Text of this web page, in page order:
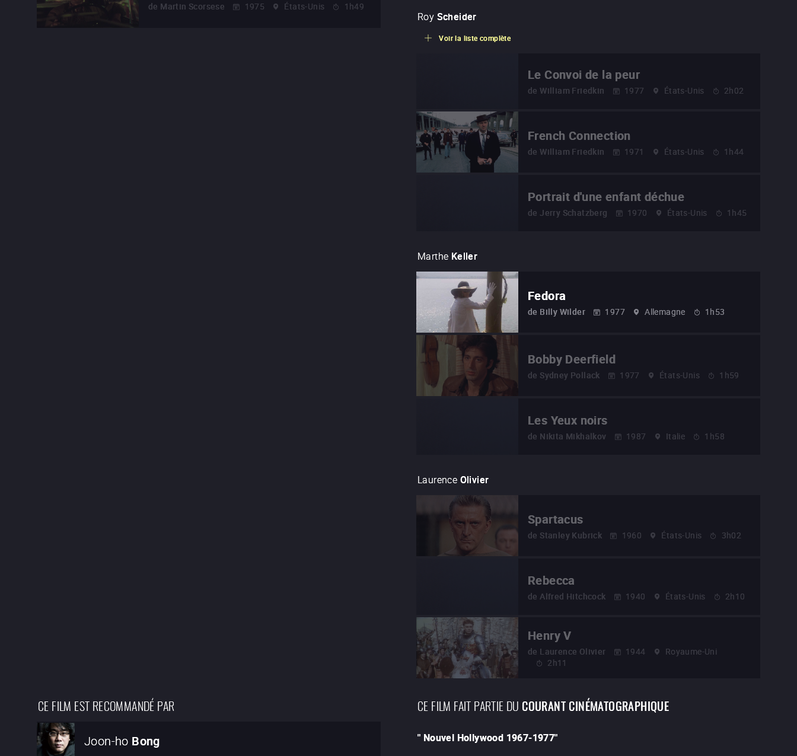
de Martin Scorsese 1975 États-Unis 1h49
Roy Scheider
Voir la liste complète
Le Convoi de la peur
de William Friedkin 1977 États-Unis 2h02
French Connection
de William Friedkin 1971 États-Unis 1h44
Portrait d'une enfant déchue
de Jerry Schatzberg 1970 États-Unis 1h45
Marthe Keller
Fedora
de Billy Wilder 1977 Allemagne 1h53
Bobby Deerfield
de Sydney Pollack 1977 États-Unis 1h59
Les Yeux noirs
de Nikita Mikhalkov 1987 Italie 1h58
Laurence Olivier
Spartacus
de Stanley Kubrick 1960 États-Unis 3h02
Rebecca
de Alfred Hitchcock 1940 États-Unis 2h10
Henry V
de Laurence Olivier 1944
Royaume-Uni
2h11
CE FILM EST RECOMMANDÉ PAR
Joon-ho Bong
CE FILM FAIT PARTIE DU COURANT CINÉMATOGRAPHIQUE
" Nouvel Hollywood 1967-1977"